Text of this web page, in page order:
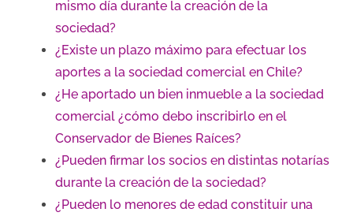
mismo día durante la creación de la
sociedad?
¿Existe un plazo máximo para efectuar los
aportes a la sociedad comercial en Chile?
¿He aportado un bien inmueble a la sociedad
comercial ¿cómo debo inscribirlo en el
Conservador de Bienes Raíces?
¿Pueden firmar los socios en distintas notarías
durante la creación de la sociedad?
¿Pueden lo menores de edad constituir una